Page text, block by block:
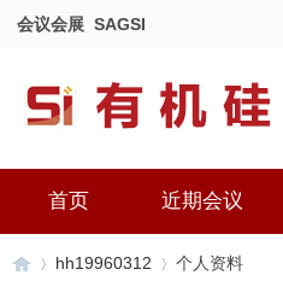
会议会展 SAGSI
首页 近期会议
hh19960312 个人资料